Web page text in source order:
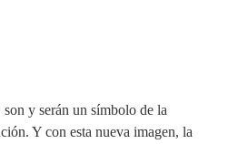
y serán un símbolo de la
Y con esta nueva imagen, la